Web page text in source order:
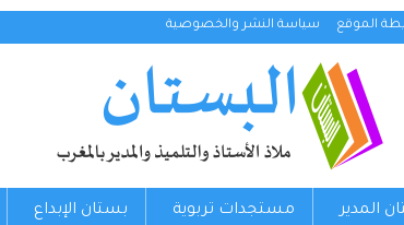
الموقع سياسة النشر والخصوصية
المدير مستجدات تربوية بستان الإبداع